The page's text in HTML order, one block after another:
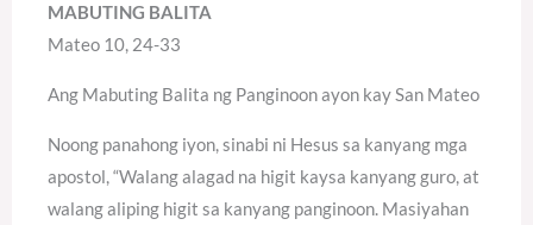
MABUTING BALITA
Mateo 10, 24-33
Ang Mabuting Balita ng Panginoon ayon kay San Mateo
Noong panahong iyon, sinabi ni Hesus sa kanyang mga
apostol, “Walang alagad na higit kaysa kanyang guro, at
walang aliping higit sa kanyang panginoon. Masiyahan